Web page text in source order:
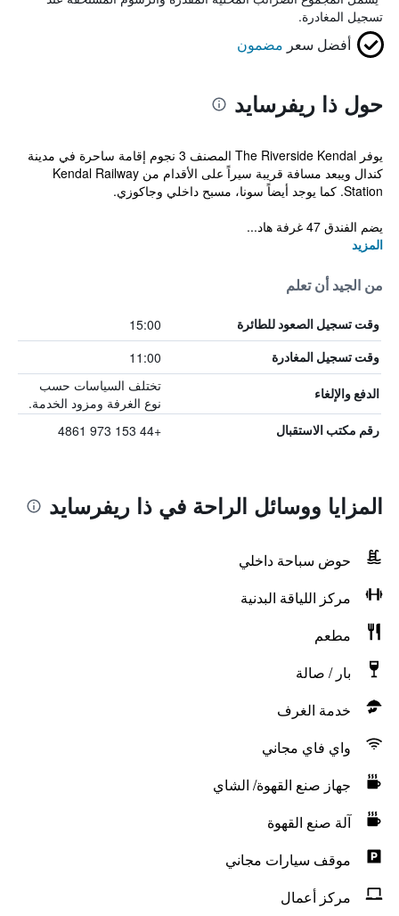
تسجيل المغادرة.
أفضل سعر مضمون
حول ذا ريفرسايد
يوفر The Riverside Kendal المصنف 3 نجوم إقامة ساحرة في مدينة
كندال ويبعد مسافة قريبة سيراً على الأقدام من Kendal Railway
Station. كما يوجد أيضاً سونا، مسبح داخلي وجاكوزي.
يضم الفندق 47 غرفة هاد...
المزيد
من الجيد أن تعلم
وقت تسجيل الصعود للطائرة 15:00
وقت تسجيل المغادرة 11:00
الدفع والإلغاء
تختلف السياسات حسب
نوع الغرفة ومزود الخدمة.
رقم مكتب الاستقبال +44 153 973 4861
المزايا ووسائل الراحة في ذا ريفرسايد
حوض سباحة داخلي
مركز اللياقة البدنية
مطعم
بار / صالة
خدمة الغرف
واي فاي مجاني
جهاز صنع القهوة/ الشاي
آلة صنع القهوة
موقف سيارات مجاني
مركز أعمال